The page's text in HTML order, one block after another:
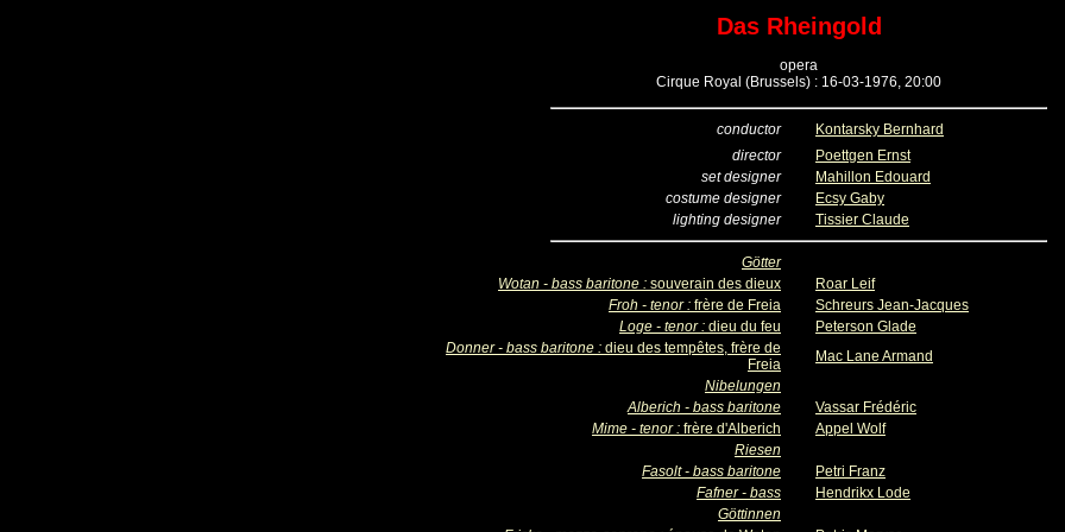
Das Rheingold
opera
Cirque Royal (Brussels) : 16-03-1976, 20:00
conductor
Kontarsky Bernhard
director
Poettgen Ernst
set designer
Mahillon Edouard
costume designer
Ecsy Gaby
lighting designer
Tissier Claude
Götter
Wotan - bass baritone : souverain des dieux
Roar Leif
Froh - tenor : frère de Freia
Schreurs Jean-Jacques
Loge - tenor : dieu du feu
Peterson Glade
Donner - bass baritone : dieu des tempêtes, frère de
Freia
Mac Lane Armand
Nibelungen
Alberich - bass baritone
Vassar Frédéric
Mime - tenor : frère d'Alberich
Appel Wolf
Riesen
Fasolt - bass baritone
Petri Franz
Fafner - bass
Hendrikx Lode
Göttinnen